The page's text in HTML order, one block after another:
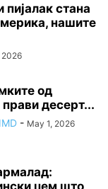
стана
нашите
2026
од
десерт...
- May 1, 2026
џем што